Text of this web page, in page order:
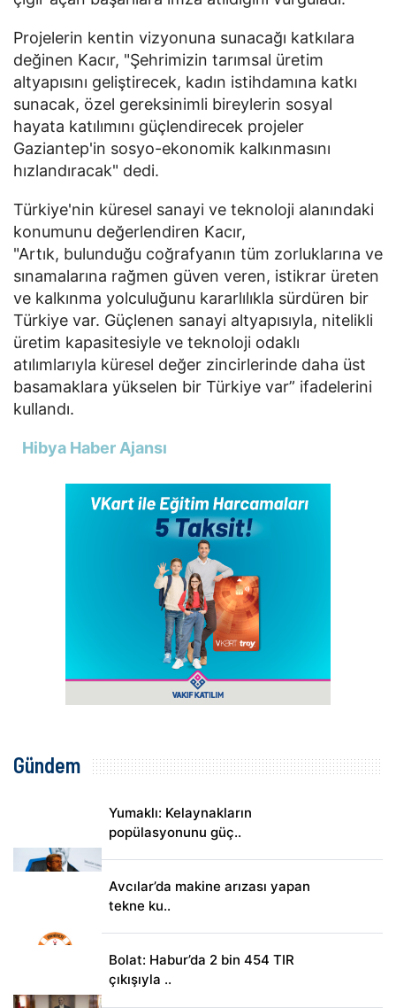
Projelerin kentin vizyonuna sunacağı katkılara
değinen Kacır, "Şehrimizin tarımsal üretim
altyapısını geliştirecek, kadın istihdamına katkı
sunacak, özel gereksinimli bireylerin sosyal
hayata katılımını güçlendirecek projeler
Gaziantep'in sosyo-ekonomik kalkınmasını
hızlandıracak" dedi.
Türkiye'nin küresel sanayi ve teknoloji alanındaki
konumunu değerlendiren Kacır,
"Artık, bulunduğu coğrafyanın tüm zorluklarına ve
sınamalarına rağmen güven veren, istikrar üreten
ve kalkınma yolculuğunu kararlılıkla sürdüren bir
Türkiye var. Güçlenen sanayi altyapısıyla, nitelikli
üretim kapasitesiyle ve teknoloji odaklı
atılımlarıyla küresel değer zincirlerinde daha üst
basamaklara yükselen bir Türkiye var” ifadelerini
kullandı.
Hibya Haber Ajansı
Gündem
Yumaklı: Kelaynakların
popülasyonunu güç..
Avcılar’da makine arızası yapan
tekne ku..
Bolat: Habur’da 2 bin 454 TIR
çıkışıyla ..